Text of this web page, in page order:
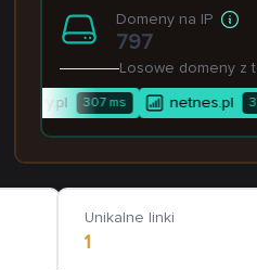
Domeny na IP
797
Losowe domeny z
307ms netnes.pl 37
Unikalne linki
1